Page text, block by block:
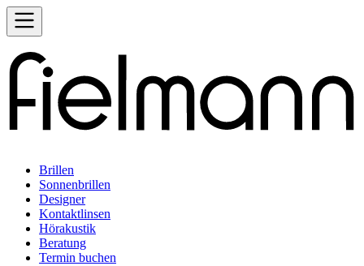
Brillen
Sonnenbrillen
Designer
Kontaktlinsen
Hörakustik
Beratung
Termin buchen